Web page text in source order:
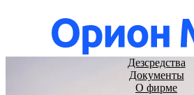
Дезсредства
Документы
О фирме